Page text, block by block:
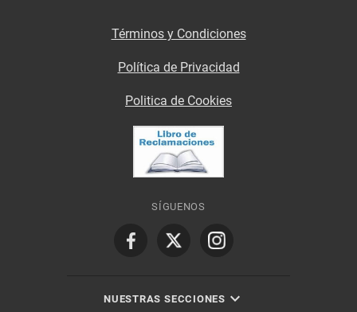
Términos y Condiciones
Política de Privacidad
Politica de Cookies
SÍGUENOS
NUESTRAS SECCIONES